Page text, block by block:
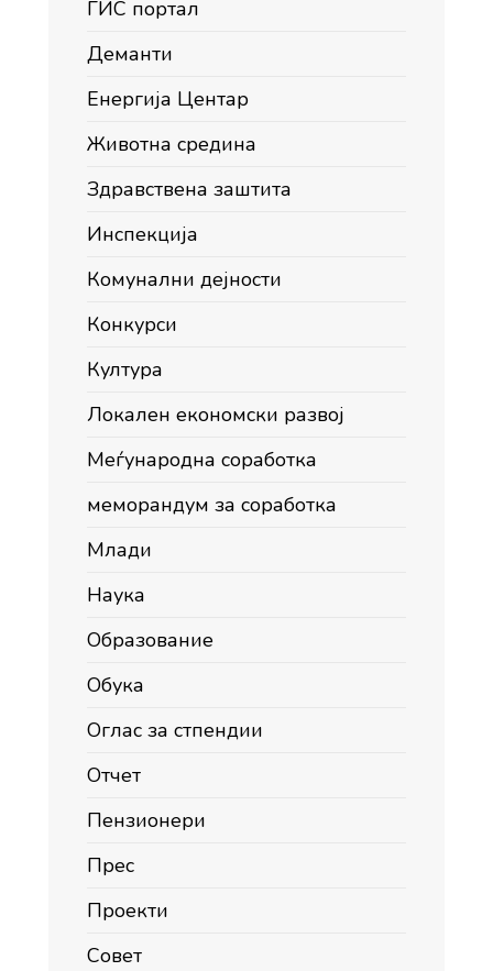
ГИС портал
Деманти
Енергија Центар
Животна средина
Здравствена заштита
Инспекција
Комунални дејности
Конкурси
Култура
Локален економски развој
Меѓународна соработка
меморандум за соработка
Млади
Наука
Образование
Обука
Оглас за стпендии
Отчет
Пензионери
Прес
Проекти
Совет